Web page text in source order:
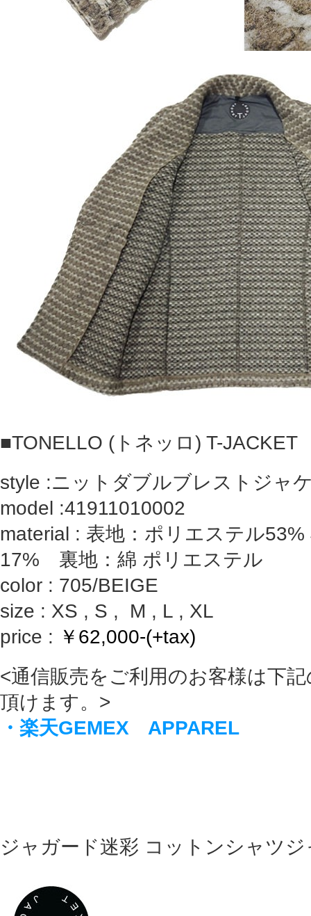
■TONELLO (トネッロ) T-JACKET
style :ニットダブルブレストジャ
model :41911010002
material : 表地：ポリエステル
17% 裏地：綿 ポリエステル
color : 705/BEIGE
size : XS , S , M , L , XL
price : ￥62,000-(+tax)
<通信販売をご利用のお客様は下
頂けます。>
・楽天GEMEX APPAREL
ジャガード迷彩 コットンシャツ